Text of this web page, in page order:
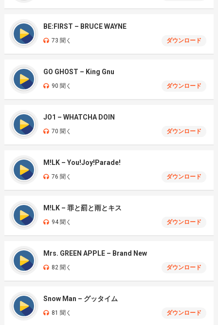
BE:FIRST – BRUCE WAYNE
73 聞く ダウンロード
GO GHOST – King Gnu
90 聞く ダウンロード
JO1 – WHATCHA DOIN
70 聞く ダウンロード
M!LK – You!Joy!Parade!
76 聞く ダウンロード
M!LK – 罪と罰と雨とキス
94 聞く ダウンロード
Mrs. GREEN APPLE – Brand New
82 聞く ダウンロード
Snow Man – グッタイム
81 聞く ダウンロード